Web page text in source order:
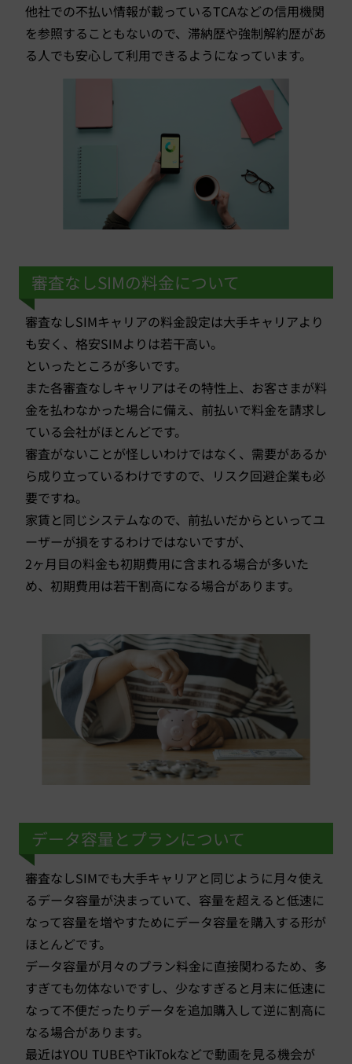
他社での不払い情報が載っているTCAなどの信用機関
を参照することもないので、滞納歴や強制解約歴があ
る人でも安心して利用できるようになっています。
審査なしSIMの料金について
審査なしSIMキャリアの料金設定は大手キャリアより
も安く、格安SIMよりは若干高い。
といったところが多いです。
また各審査なしキャリアはその特性上、お客さまが料
金を払わなかった場合に備え、前払いで料金を請求し
ている会社がほとんどです。
審査がないことが怪しいわけではなく、需要があるか
ら成り立っているわけですので、リスク回避企業も必
要ですね。
家賃と同じシステムなので、前払いだからといってユ
ーザーが損をするわけではないですが、
2ヶ月目の料金も初期費用に含まれる場合が多いた
め、初期費用は若干割高になる場合があります。
データ容量とプランについて
審査なしSIMでも大手キャリアと同じように月々使え
るデータ容量が決まっていて、容量を超えると低速に
なって容量を増やすためにデータ容量を購入する形が
ほとんどです。
データ容量が月々のプラン料金に直接関わるため、多
すぎても勿体ないですし、少なすぎると月末に低速に
なって不便だったりデータを追加購入して逆に割高に
なる場合があります。
最近はYOU TUBEやTikTokなどで動画を見る機会が